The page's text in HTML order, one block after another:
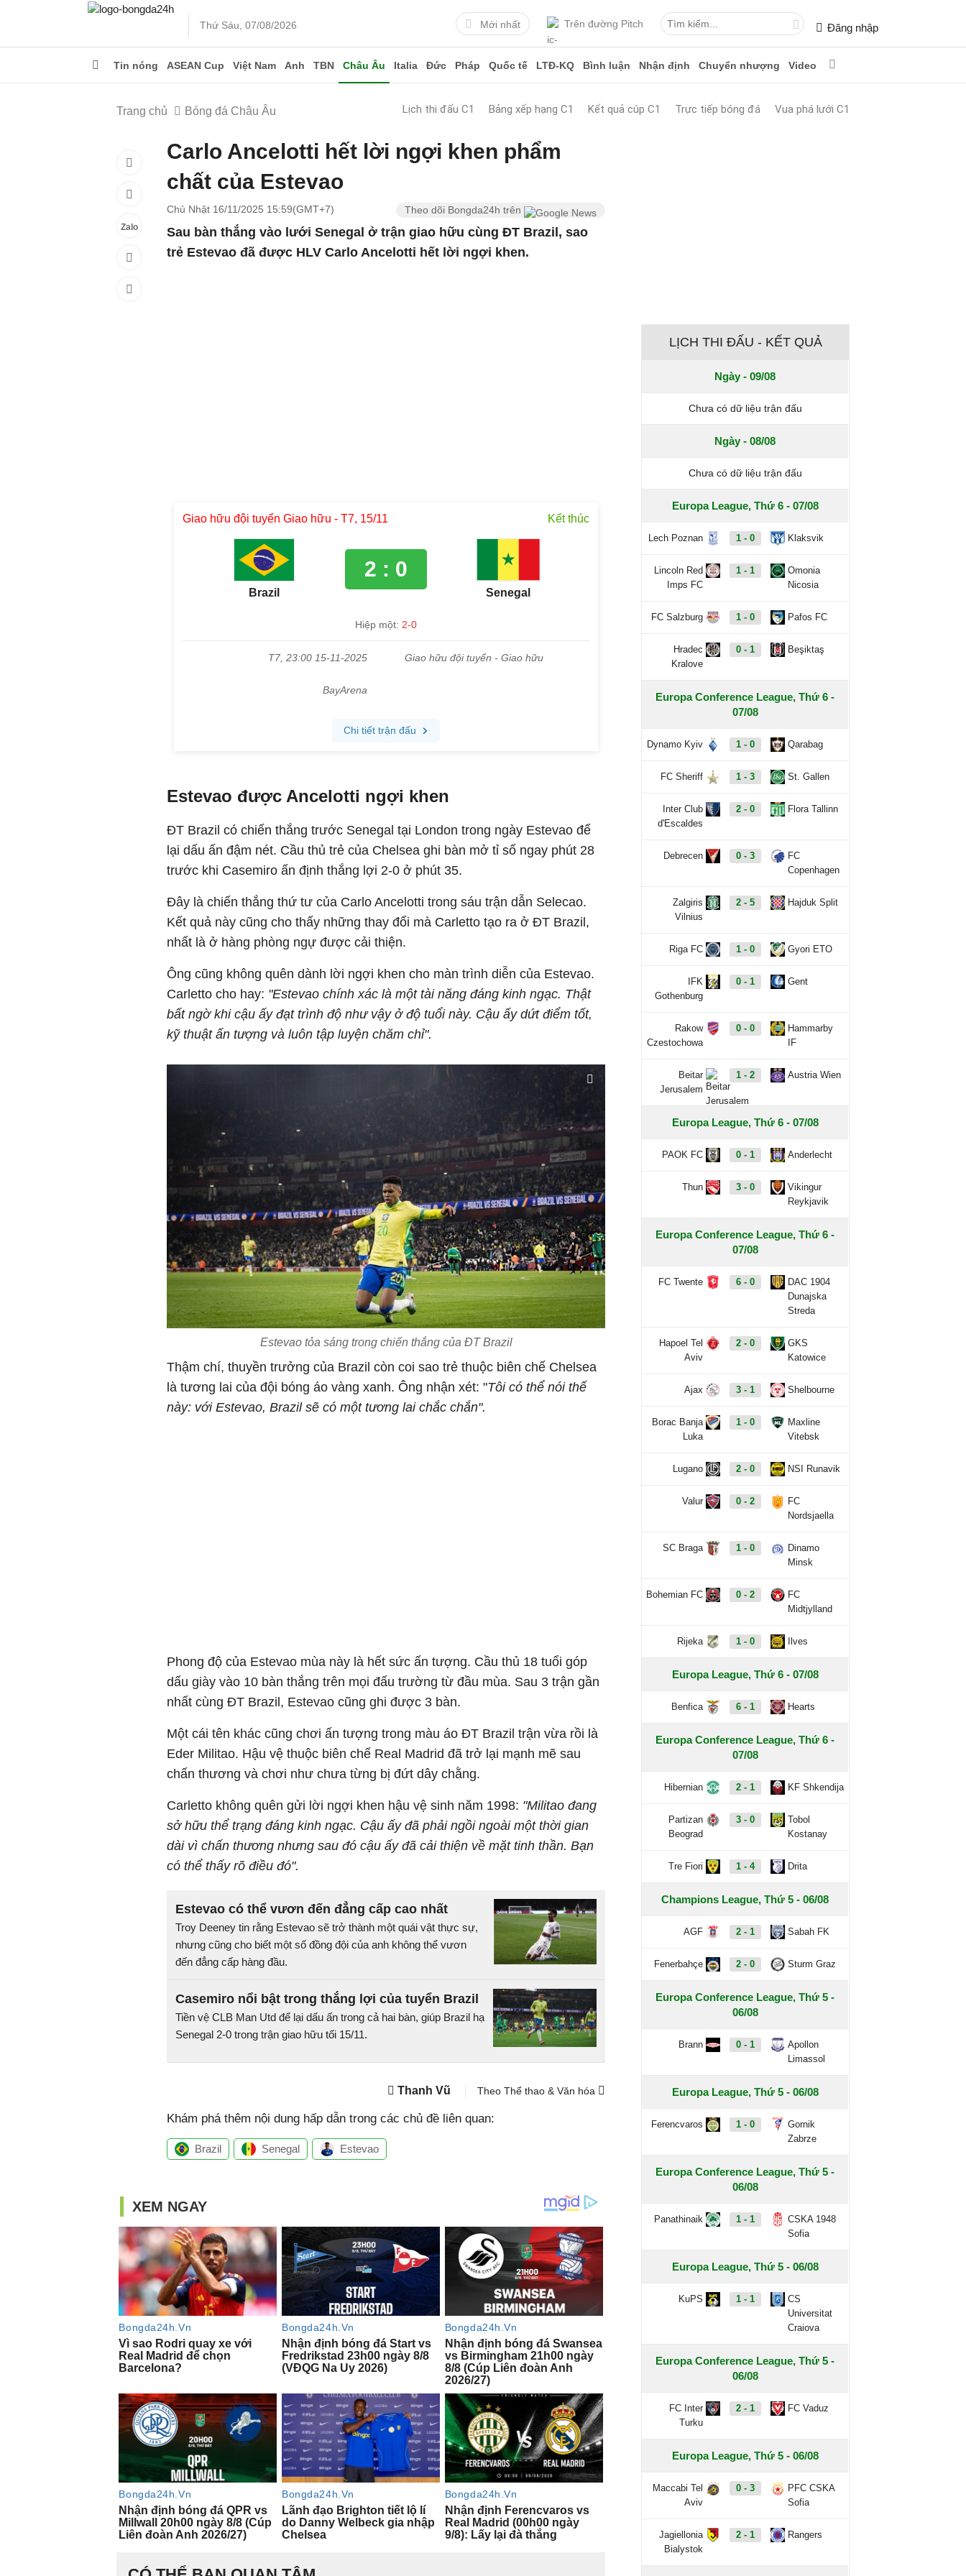
Thứ Sáu, 07/08/2026 Mới nhất Trên đường Pitch Đăng nhập
Tin nóng ASEAN Cup Việt Nam Anh TBN Châu Âu Italia Đức Pháp Quốc tế LTĐ-KQ Bình luận Nhận định Chuyển nhượng Video
Trang chủ Bóng đá Châu Âu Lịch thi đấu C1 Bảng xếp hạng C1 Kết quả cúp C1 Trực tiếp bóng đá Vua phá lưới C1
Zalo
Carlo Ancelotti hết lời ngợi khen phẩm
chất của Estevao
Chủ Nhật 16/11/2025 15:59(GMT+7) Theo dõi Bongda24h trên
Sau bàn thắng vào lưới Senegal ở trận giao hữu cùng ĐT Brazil, sao
trẻ Estevao đã được HLV Carlo Ancelotti hết lời ngợi khen.
Estevao được Ancelotti ngợi khen
ĐT Brazil có chiến thắng trước Senegal tại London trong ngày Estevao để
lại dấu ấn đậm nét. Cầu thủ trẻ của Chelsea ghi bàn mở tỉ số ngay phút 28
trước khi Casemiro ấn định thắng lợi 2-0 ở phút 35.
Đây là chiến thắng thứ tư của Carlo Ancelotti trong sáu trận dẫn Selecao.
Kết quả này cũng cho thấy những thay đổi mà Carletto tạo ra ở ĐT Brazil,
nhất là ở hàng phòng ngự được cải thiện.
Ông cũng không quên dành lời ngợi khen cho màn trình diễn của Estevao.
Carletto cho hay: "Estevao chính xác là một tài năng đáng kinh ngạc. Thật
bất ngờ khi cậu ấy đạt trình độ như vậy ở độ tuổi này. Cậu ấy dứt điểm tốt,
kỹ thuật ấn tượng và luôn tập luyện chăm chỉ".
Estevao tỏa sáng trong chiến thắng của ĐT Brazil
Thậm chí, thuyền trưởng của Brazil còn coi sao trẻ thuộc biên chế Chelsea
là tương lai của đội bóng áo vàng xanh. Ông nhận xét: "Tôi có thể nói thế
này: với Estevao, Brazil sẽ có một tương lai chắc chắn".
Phong độ của Estevao mùa này là hết sức ấn tượng. Cầu thủ 18 tuổi góp
dấu giày vào 10 bàn thắng trên mọi đấu trường từ đầu mùa. Sau 3 trận gần
nhất cùng ĐT Brazil, Estevao cũng ghi được 3 bàn.
Một cái tên khác cũng chơi ấn tượng trong màu áo ĐT Brazil trận vừa rồi là
Eder Militao. Hậu vệ thuộc biên chế Real Madrid đã trở lại mạnh mẽ sau
chấn thương và chơi như chưa từng bị đứt dây chằng.
Carletto không quên gửi lời ngợi khen hậu vệ sinh năm 1998: "Militao đang
sở hữu thể trạng đáng kinh ngạc. Cậu ấy đã phải ngồi ngoài một thời gian
dài vì chấn thương nhưng sau đó cậu ấy đã cải thiện về mặt tinh thần. Bạn
có thể thấy rõ điều đó".
Estevao có thể vươn đến đẳng cấp cao nhất
Troy Deeney tin rằng Estevao sẽ trở thành một quái vật thực sự,
nhưng cũng cho biết một số đồng đội của anh không thể vươn
đến đẳng cấp hàng đầu.
Casemiro nổi bật trong thắng lợi của tuyển Brazil
Tiền vệ CLB Man Utd để lại dấu ấn trong cả hai bàn, giúp Brazil hạ
Senegal 2-0 trong trận giao hữu tối 15/11.
Thanh Vũ Theo Thể thao & Văn hóa
Khám phá thêm nội dung hấp dẫn trong các chủ đề liên quan:
Brazil Senegal Estevao
LỊCH THI ĐẤU - KẾT QUẢ
Ngày - 09/08
Chưa có dữ liệu trận đấu
Ngày - 08/08
Chưa có dữ liệu trận đấu
Europa League, Thứ 6 - 07/08
Lech Poznan 1 - 0 Klaksvik
Lincoln Red
Imps FC
1 - 1
Omonia
Nicosia
FC Salzburg 1 - 0 Pafos FC
Hradec
Kralove
0 - 1 Beşiktaş
Europa Conference League, Thứ 6 -
07/08
Dynamo Kyiv 1 - 0 Qarabag
FC Sheriff 1 - 3 St. Gallen
Inter Club
d'Escaldes
2 - 0 Flora Tallinn
Debrecen 0 - 3
FC
Copenhagen
Zalgiris
Vilnius
2 - 5 Hajduk Split
Riga FC 1 - 0 Gyori ETO
IFK
Gothenburg
0 - 1 Gent
Rakow
Czestochowa
0 - 0
Hammarby
IF
Beitar
Jerusalem
1 - 2 Austria Wien
Europa League, Thứ 6 - 07/08
PAOK FC 0 - 1 Anderlecht
Thun 3 - 0
Vikingur
Reykjavik
Europa Conference League, Thứ 6 -
07/08
FC Twente 6 - 0
DAC 1904
Dunajska
Streda
Hapoel Tel
Aviv
2 - 0
GKS
Katowice
Ajax 3 - 1 Shelbourne
Borac Banja
Luka
1 - 0
Maxline
Vitebsk
Lugano 2 - 0 NSI Runavik
Valur 0 - 2
FC
Nordsjaella
SC Braga 1 - 0
Dinamo
Minsk
Bohemian FC 0 - 2
FC
Midtjylland
Rijeka 1 - 0 Ilves
Europa League, Thứ 6 - 07/08
Benfica 6 - 1 Hearts
Europa Conference League, Thứ 6 -
07/08
Hibernian 2 - 1 KF Shkendija
Partizan
Beograd
3 - 0
Tobol
Kostanay
Tre Fiori 1 - 4 Drita
Champions League, Thứ 5 - 06/08
AGF 2 - 1 Sabah FK
Fenerbahçe 2 - 0 Sturm Graz
Europa Conference League, Thứ 5 -
06/08
Brann 0 - 1
Apollon
Limassol
Europa League, Thứ 5 - 06/08
Ferencvaros 1 - 0
Gornik
Zabrze
Europa Conference League, Thứ 5 -
06/08
Panathinaik 1 - 1
CSKA 1948
Sofia
Europa League, Thứ 5 - 06/08
KuPS 1 - 1
CS
Universitat
Craiova
Europa Conference League, Thứ 5 -
06/08
FC Inter
Turku
2 - 1 FC Vaduz
Europa League, Thứ 5 - 06/08
Maccabi Tel
Aviv
0 - 3
PFC CSKA
Sofia
Jagiellonia
Bialystok
2 - 1 Rangers